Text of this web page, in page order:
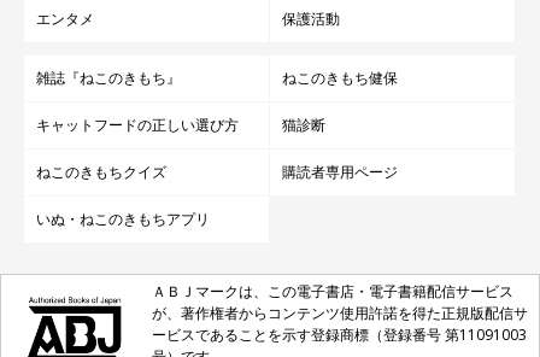
取材・文／雨宮カイ
エンタメ 保護活動
雑誌『ねこのきもち』 ねこのきもち健保
キャットフードの正しい選び方 猫診断
ねこのきもちクイズ 購読者専用ページ
いぬ・ねこのきもちアプリ
ＡＢＪマークは、この電子書店・電子書籍配信サービス
が、著作権者からコンテンツ使用許諾を得た正規版配信サ
ービスであることを示す登録商標（登録番号 第11091003